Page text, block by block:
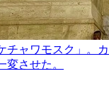
チャワモスク」。カ
させた。